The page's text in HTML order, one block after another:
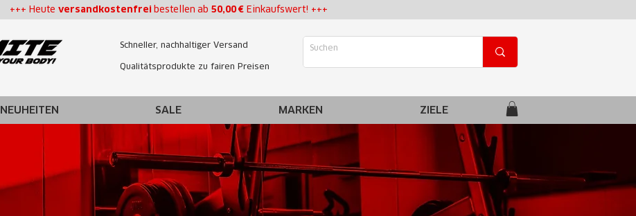
+++ Heute versandkostenfrei bestellen ab 50,00 € Einkaufswert! +++
Schneller, nachhaltiger Versand
Qualitätsprodukte zu fairen Preisen
NEUHEITEN SALE MARKEN ZIELE